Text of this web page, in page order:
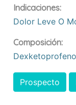
Indicaciones:
Dolor Leve O
Composición:
Dexketoprofeno
Prospecto